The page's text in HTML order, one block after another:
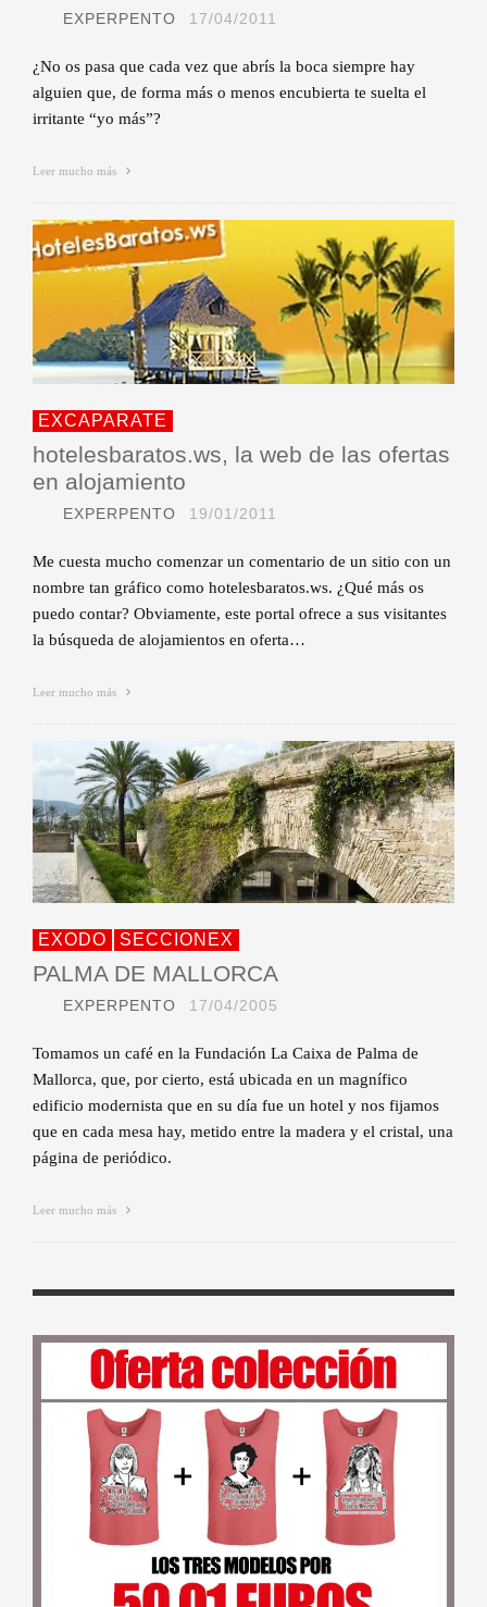
EXPERPENTO 17/04/2011
¿No os pasa que cada vez que abrís la boca siempre hay
alguien que, de forma más o menos encubierta te suelta el
irritante “yo más”?
Leer mucho más
EXCAPARATE
hotelesbaratos.ws, la web de las ofertas
en alojamiento
EXPERPENTO 19/01/2011
Me cuesta mucho comenzar un comentario de un sitio con un
nombre tan gráfico como hotelesbaratos.ws. ¿Qué más os
puedo contar? Obviamente, este portal ofrece a sus visitantes
la búsqueda de alojamientos en oferta…
Leer mucho más
EXODO SECCIONEX
PALMA DE MALLORCA
EXPERPENTO 17/04/2005
Tomamos un café en la Fundación La Caixa de Palma de
Mallorca, que, por cierto, está ubicada en un magnífico
edificio modernista que en su día fue un hotel y nos fijamos
que en cada mesa hay, metido entre la madera y el cristal, una
página de periódico.
Leer mucho más